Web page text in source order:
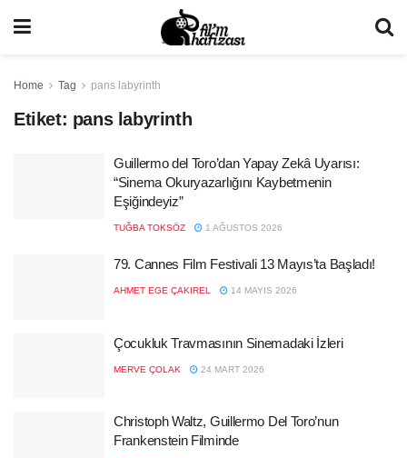
Home Tag pans labyrinth
Etiket: pans labyrinth
Guillermo del Toro’dan Yapay Zekâ Uyarısı:
“Sinema Okuryazarlığını Kaybetmenin
Eşiğindeyiz”
TUĞBA TOKSÖZ 1 AĞUSTOS 2026
79. Cannes Film Festivali 13 Mayıs’ta Başladı!
AHMET EGE ÇAKIREL 14 MAYIS 2026
Çocukluk Travmasının Sinemadaki İzleri
MERVE ÇOLAK 24 MART 2026
Christoph Waltz, Guillermo Del Toro’nun
Frankenstein Filminde